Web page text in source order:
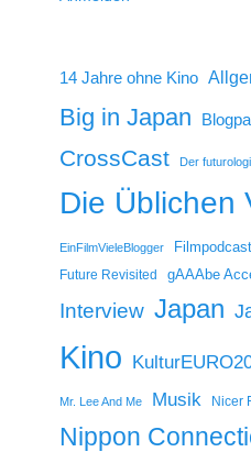
14 Jahre ohne Kino
Big in Japan
CrossCast Der
Die Üblichen
EinFilmVieleBlogger
Future Revisited
gAAAbe
Interview Japan
Kino
Mr. Lee And Me Musik Nicer
Nippon